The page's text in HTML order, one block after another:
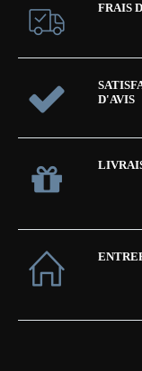
FRAIS
D'AVIS